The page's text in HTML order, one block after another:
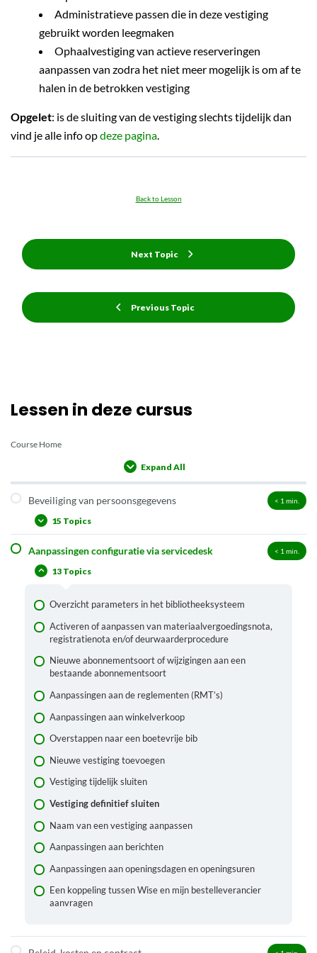
Administratieve passen die in deze vestiging
gebruikt worden leegmaken
Ophaalvestiging van actieve reserveringen
aanpassen van zodra het niet meer mogelijk is om af te
halen in de betrokken vestiging
Opgelet: is de sluiting van de vestiging slechts tijdelijk dan
vind je alle info opdeze pagina.
Previous Topic
Back to Lesson
Next Topic
Lessen in deze cursus
Course Home
Expand All
Beveiliging van persoonsgegevens < 1 min.
15 Topics
Welke persoonsgegevens worden er bewaard in het
bibliotheeksysteem?
van zijn gegevens in het Bibliotheeksysteem?
Kan een lener zijn gegevens opvragen?
Hoe lang worden gegevens van leners bewaard?
Hoe geven leners aan of ze hun leenhistoriek in het
Bibliotheeksysteem al dan niet bewaard willen zien?
Maakt het Bibliotheeksysteem gebruik van
persoonsgegevens van de eID of het rijksregisternummer?
Welke logging is er voorzien in het systeem?
Hoe is het verkeer naar en binnen het Bibliotheeksysteem
bibkaart?
In welke gevallen mag de bibliotheek persoonsgegevens
uit het bibliotheeksysteem aan derden doorgeven?
geen lid is in jouw bibliotheek of regiobib?
Aanpassingen configuratie via servicedesk < 1 min.
13 Topics
Overzicht parameters in het bibliotheeksysteem
Activeren of aanpassen van materiaalvergoedingsnota,
registratienota en/of deurwaarderprocedure
Nieuwe abonnementsoort of wijzigingen aan een
bestaande abonnementsoort
Aanpassingen aan de reglementen (RMT’s)
Aanpassingen aan winkelverkoop
Overstappen naar een boetevrije bib
Nieuwe vestiging toevoegen
Vestiging tijdelijk sluiten
Vestiging definitief sluiten
Naam van een vestiging aanpassen
Aanpassingen aan berichten
Aanpassingen aan openingsdagen en openingsuren
Een koppeling tussen Wise en mijn bestelleverancier
aanvragen